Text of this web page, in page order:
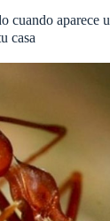
cuando aparece
casa